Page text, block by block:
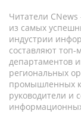
Читатели
из самых
индустрии
составляют
департаментов
региональных
промышленных
руководители и
информационных